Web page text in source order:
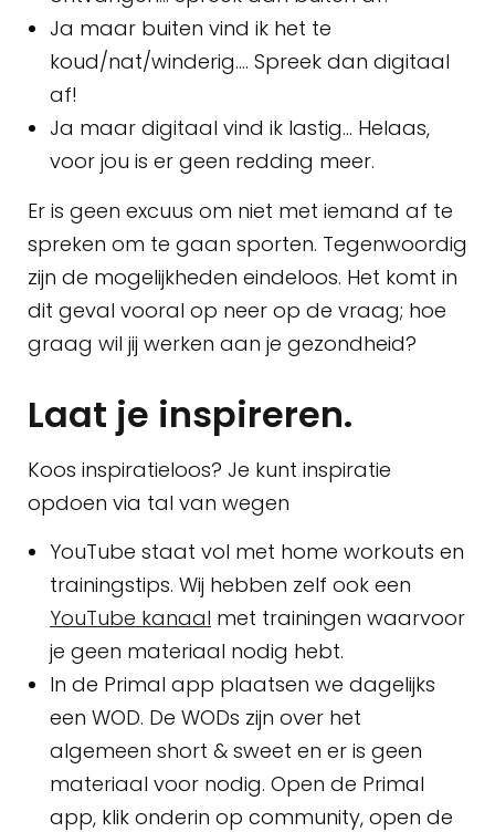
Ja maar buiten vind ik het te
koud/nat/winderig…. Spreek dan digitaal
af!
Ja maar digitaal vind ik lastig… Helaas,
voor jou is er geen redding meer.
Er is geen excuus om niet met iemand af te
spreken om te gaan sporten. Tegenwoordig
zijn de mogelijkheden eindeloos. Het komt in
dit geval vooral op neer op de vraag; hoe
graag wil jij werken aan je gezondheid?
Laat je inspireren.
Koos inspiratieloos? Je kunt inspiratie
opdoen via tal van wegen
YouTube staat vol met home workouts en
trainingstips. Wij hebben zelf ook een
YouTube kanaal met trainingen waarvoor
je geen materiaal nodig hebt.
In de Primal app plaatsen we dagelijks
een WOD. De WODs zijn over het
algemeen short & sweet en er is geen
materiaal voor nodig. Open de Primal
app, klik onderin op community, open de